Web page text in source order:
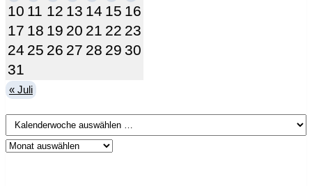
10 11 12 13 14 15 16
17 18 19 20 21 22 23
24 25 26 27 28 29 30
31
« Juli